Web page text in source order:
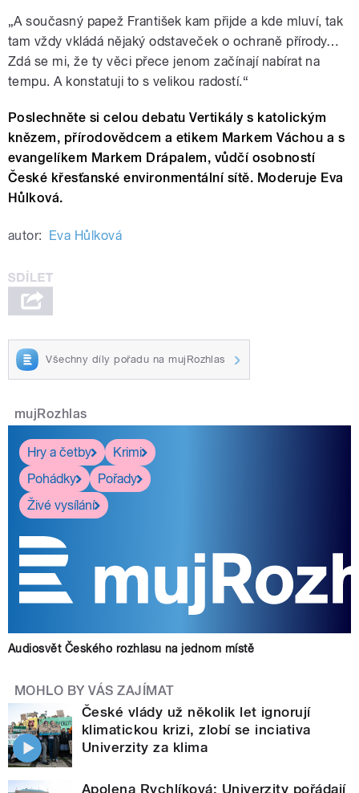
„A současný papež František kam přijde a kde mluví, tak
tam vždy vkládá nějaký odstaveček o ochraně přírody…
Zdá se mi, že ty věci přece jenom začínají nabírat na
tempu. A konstatuji to s velikou radostí.“
Poslechněte si celou debatu Vertikály s katolickým
knězem, přírodovědcem a etikem Markem Váchou a s
evangelíkem Markem Drápalem, vůdčí osobností
České křesťanské environmentální sítě. Moderuje Eva
Hůlková.
autor: Eva Hůlková
Všechny díly pořadu na mujRozhlas
mujRozhlas
Hry a četby
Krimi
Pohádky
Pořady
Živé vysílání
Audiosvět Českého rozhlasu na jednom místě
MOHLO BY VÁS ZAJÍMAT
České vlády už několik let ignorují
klimatickou krizi, zlobí se inciativa
Univerzity za klima
Apolena Rychlíková: Univerzity pořádají